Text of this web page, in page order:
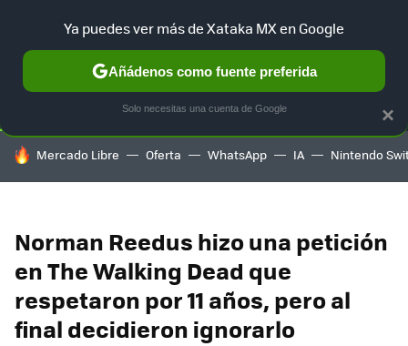
SELECCIÓN GAMING HOME AUTO TERRITORIO
HOY SE HABLA DE
Mercado Libre Oferta WhatsApp IA Nintendo
Norman Reedus hizo una petición
en The Walking Dead que
respetaron por 11 años, pero al
final decidieron ignorarlo
×
Ya puedes ver más de Xataka MX en Google
Añádenos como fuente preferida
Solo necesitas una cuenta de Google